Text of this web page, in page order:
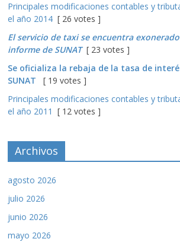
Principales modificaciones contables y
el año 2014 [ 26 votes ]
El servicio de taxi se encuentra
informe de SUNAT[ 23 votes ]
Se oficializa la rebaja de la tasa de
SUNAT
[ 19 votes ]
Principales modificaciones contables y
el año 2011 [ 12 votes ]
Archivos
agosto 2026
julio 2026
junio 2026
mayo 2026